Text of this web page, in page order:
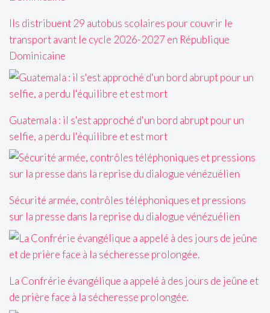
Ils distribuent 29 autobus scolaires pour couvrir le
transport avant le cycle 2026-2027 en République
Dominicaine
Guatemala : il s'est approché d'un bord abrupt pour un
selfie, a perdu l'équilibre et est mort
Sécurité armée, contrôles téléphoniques et pressions
sur la presse dans la reprise du dialogue vénézuélien
La Confrérie évangélique a appelé à des jours de jeûne et
de prière face à la sécheresse prolongée.